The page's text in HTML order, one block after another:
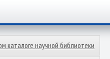
каталоге научной библиотеки